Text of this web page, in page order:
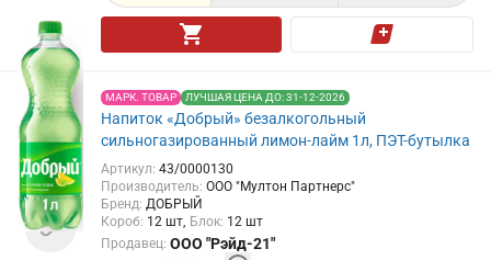
МАРК. ТОВАР ЛУЧШАЯ ЦЕНА ДО: 31-12-2026
Напиток «Добрый» безалкогольный
сильногазированный лимон-лайм 1л, ПЭТ-бутылка
Артикул: 43/0000130
Производитель: ООО "Мултон Партнерс"
Бренд: ДОБРЫЙ
Короб: 12 шт Блок: 12 шт
Продавец: ООО "Рэйд-21"